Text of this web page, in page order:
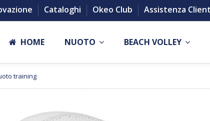
Cataloghi Okeo Club Assistenza
HOME NUOTO BEACH VOLLEY
training